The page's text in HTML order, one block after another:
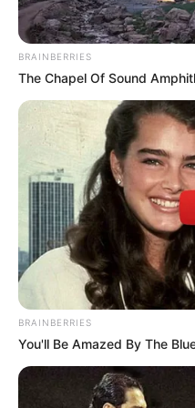
BRAINBERRIES
The Chapel Of Sound
BRAINBERRIES
You'll Be Amazed By The